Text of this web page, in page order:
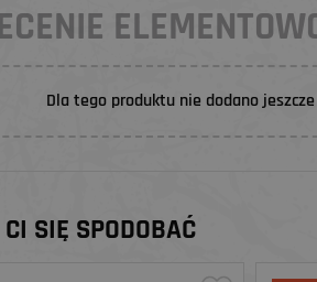
Dla tego produktu nie dodano
SIĘ SPODOBAĆ